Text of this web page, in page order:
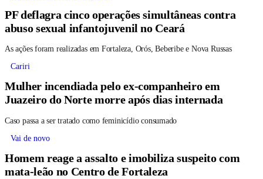
PF deflagra cinco operações simultâneas contra
abuso sexual infantojuvenil no Ceará
As ações foram realizadas em Fortaleza, Orós, Beberibe e Nova Russas
Cariri
Mulher incendiada pelo ex-companheiro em
Juazeiro do Norte morre após dias internada
Caso passa a ser tratado como feminicídio consumado
Vai de novo
Homem reage a assalto e imobiliza suspeito com
mata-leão no Centro de Fortaleza